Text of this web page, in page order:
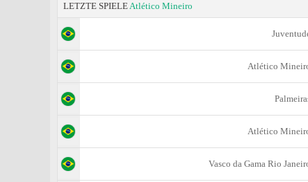
LETZTE SPIELEAtlético Mineiro
Atlético
Atlético
Vasco da Gama Rio